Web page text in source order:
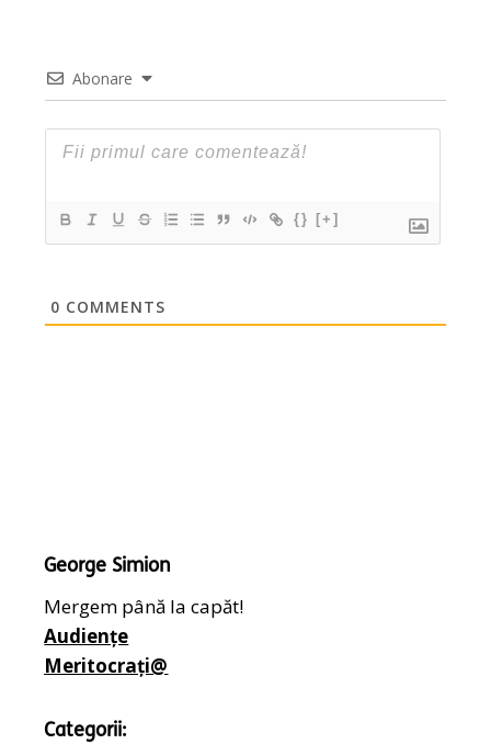
Abonare
{} [+]
0 COMMENTS
George Simion
Mergem până la capăt!
Audiențe
Meritocrați@
Categorii: